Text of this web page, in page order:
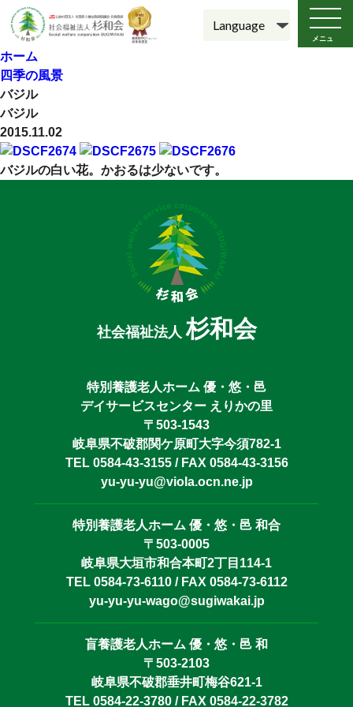
メニュ
ー
ホーム
四季の風景
バジル
バジル
2015.11.02
バジルの白い花。かおるは少ないです。
社会福祉法人杉和会
特別養護老人ホーム 優・悠・邑
デイサービスセンター えりかの里
〒503-1543
岐阜県不破郡関ケ原町大字今須782-1
TEL 0584-43-3155 / FAX 0584-43-3156
yu-yu-yu@viola.ocn.ne.jp
特別養護老人ホーム 優・悠・邑 和合
〒503-0005
岐阜県大垣市和合本町2丁目114-1
TEL 0584-73-6110 / FAX 0584-73-6112
yu-yu-yu-wago@sugiwakai.jp
盲養護老人ホーム 優・悠・邑 和
〒503-2103
岐阜県不破郡垂井町梅谷621-1
TEL 0584-22-3780 / FAX 0584-22-3782